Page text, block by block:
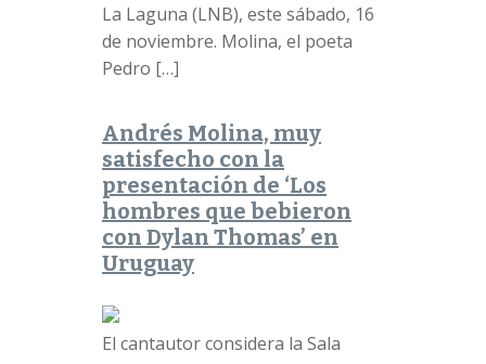
La Laguna (LNB), este sábado, 16
de noviembre. Molina, el poeta
Pedro […]
Andrés Molina, muy
satisfecho con la
presentación de ‘Los
hombres que bebieron
con Dylan Thomas’ en
Uruguay
El cantautor considera la Sala